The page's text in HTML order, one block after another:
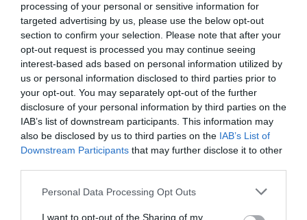
processing of your personal or sensitive information for
targeted advertising by us, please use the below opt-out
section to confirm your selection. Please note that after your
opt-out request is processed you may continue seeing
interest-based ads based on personal information utilized by
us or personal information disclosed to third parties prior to
your opt-out. You may separately opt-out of the further
disclosure of your personal information by third parties on the
IAB’s list of downstream participants. This information may
also be disclosed by us to third parties on the IAB’s List of
Downstream Participants that may further disclose it to other
Please note that this website/app uses one or more Google
not limited to your visit or usage behaviour. You may click to
Personal Data Processing Opt Outs
I want to opt-out of the Sharing of my
Οι υπάλληλοι
Διαθέσιμο
€14,40 €12,96
Αδέσποτες σκύλες
Μη Διαθέσιμο
€14,50 €13,05